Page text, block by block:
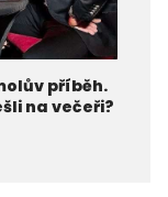
příběh.
na večeři?